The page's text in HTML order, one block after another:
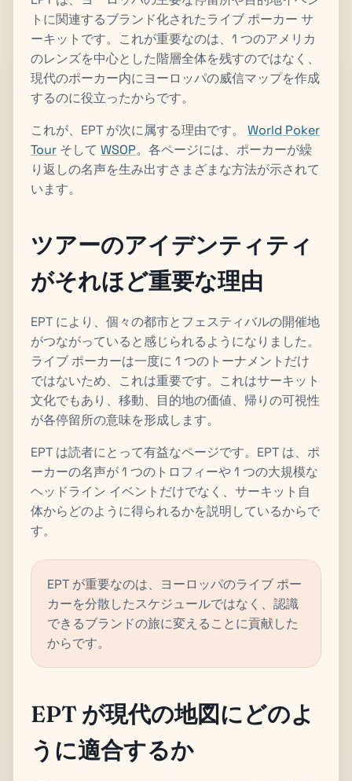
トに関連するブランド化されたライブ ポーカー サ
ーキットです。これが重要なのは、1 つのアメリカ
のレンズを中心とした階層全体を残すのではなく、
現代のポーカー内にヨーロッパの威信マップを作成
するのに役立ったからです。
これが、EPT が次に属する理由です。 World Poker
Tour そして WSOP。各ページには、ポーカーが繰
り返しの名声を生み出すさまざまな方法が示されて
います。
ツアーのアイデンティティ
がそれほど重要な理由
EPT により、個々の都市とフェスティバルの開催地
がつながっていると感じられるようになりました。
ライブ ポーカーは一度に 1 つのトーナメントだけ
ではないため、これは重要です。これはサーキット
文化でもあり、移動、目的地の価値、帰りの可視性
が各停留所の意味を形成します。
EPT は読者にとって有益なページです。EPT は、ポ
ーカーの名声が 1 つのトロフィーや 1 つの大規模な
ヘッドライン イベントだけでなく、サーキット自
体からどのように得られるかを説明しているからで
す。
EPT が重要なのは、ヨーロッパのライブ ポー
カーを分散したスケジュールではなく、認識
できるブランドの旅に変えることに貢献した
からです。
EPT が現代の地図にどのよ
うに適合するか